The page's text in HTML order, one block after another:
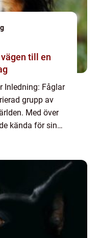
Inledning: Fåglar
grupp av
Med över
kända för sin